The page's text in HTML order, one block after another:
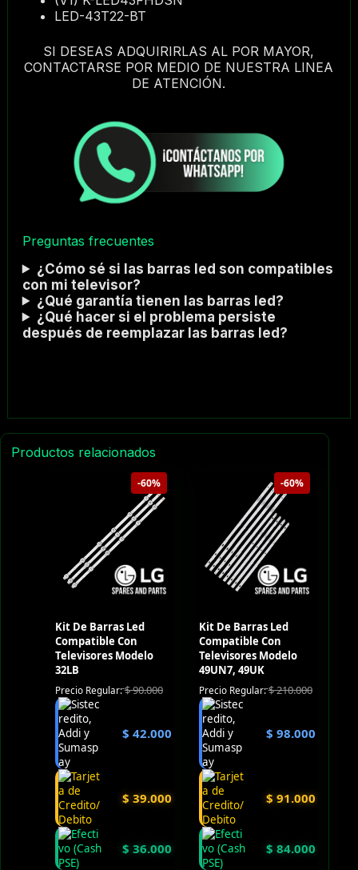
LED-43T22-BT
SI DESEAS ADQUIRIRLAS AL POR MAYOR,
CONTACTARSE POR MEDIO DE NUESTRA LINEA
DE ATENCIÓN.
Preguntas frecuentes
¿Cómo sé si las barras led son compatibles
con mi televisor?
¿Qué garantía tienen las barras led?
¿Qué hacer si el problema persiste
después de reemplazar las barras led?
Productos relacionados
-60%
Kit De Barras Led
Compatible Con
Televisores Modelo
32LB
Precio Regular:$90.000
$ 42.000
$ 39.000
$ 36.000
-60%
Kit De Barras Led
Compatible Con
Televisores Modelo
49UN7, 49UK
Precio Regular:$210.000
$ 98.000
$ 91.000
$ 84.000